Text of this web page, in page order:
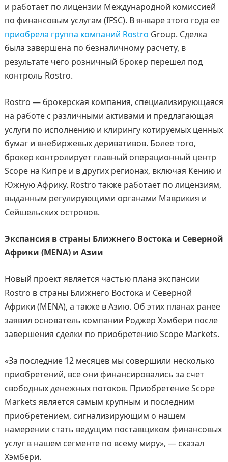
и работает по лицензии Международной комиссией
по финансовым услугам (IFSC). В январе этого года ее
приобрела группа компаний Rostro Group. Сделка
была завершена по безналичному расчету, в
результате чего розничный брокер перешел под
контроль Rostro.
Rostro — брокерская компания, специализирующаяся
на работе с различными активами и предлагающая
услуги по исполнению и клирингу котируемых ценных
бумаг и внебиржевых деривативов. Более того,
брокер контролирует главный операционный центр
Scope на Кипре и в других регионах, включая Кению и
Южную Африку. Rostro также работает по лицензиям,
выданным регулирующими органами Маврикия и
Сейшельских островов.
Экспансия в страны Ближнего Востока и Северной
Африки (MENA) и Азии
Новый проект является частью плана экспансии
Rostro в страны Ближнего Востока и Северной
Африки (MENA), а также в Азию. Об этих планах ранее
заявил основатель компании Роджер Хэмбери после
завершения сделки по приобретению Scope Markets.
«За последние 12 месяцев мы совершили несколько
приобретений, все они финансировались за счет
свободных денежных потоков. Приобретение Scope
Markets является самым крупным и последним
приобретением, сигнализирующим о нашем
намерении стать ведущим поставщиком финансовых
услуг в нашем сегменте по всему миру», — сказал
Хэмбери.